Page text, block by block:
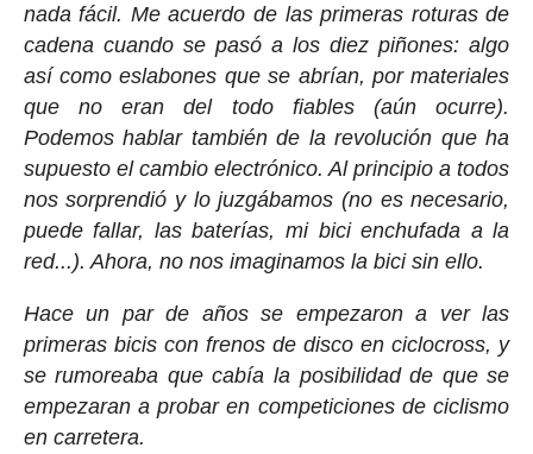
nada fácil. Me acuerdo de las primeras roturas de
cadena cuando se pasó a los diez piñones: algo
así como eslabones que se abrían, por materiales
que no eran del todo fiables (aún ocurre).
Podemos hablar también de la revolución que ha
supuesto el cambio electrónico. Al principio a todos
nos sorprendió y lo juzgábamos (no es necesario,
puede fallar, las baterías, mi bici enchufada a la
red...). Ahora, no nos imaginamos la bici sin ello.
Hace un par de años se empezaron a ver las
primeras bicis con frenos de disco en ciclocross, y
se rumoreaba que cabía la posibilidad de que se
empezaran a probar en competiciones de ciclismo
en carretera.